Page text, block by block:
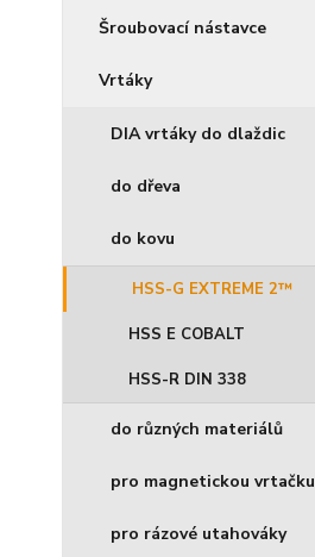
Šroubovací nástavce
Vrtáky
DIA vrtáky do dlaždic
do dřeva
do kovu
HSS-G EXTREME 2™
HSS E COBALT
HSS-R DIN 338
do různých materiálů
pro magnetickou vrtačku
pro rázové utahováky